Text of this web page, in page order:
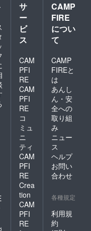
サ
ー
ビ
ス
CAM
PFI
RE
CAM
PFI
RE
コ
ミュ
ニ
ティ
CAM
PFI
RE
Crea
tion
CAM
PFI
RE
CAMP
FIRE
につい
て
CAMP
FIREと
は
あんし
ん・安
全への
取り組
み
ニュー
ス
ヘルプ
お問い
合わせ
各種規定
利用規
約